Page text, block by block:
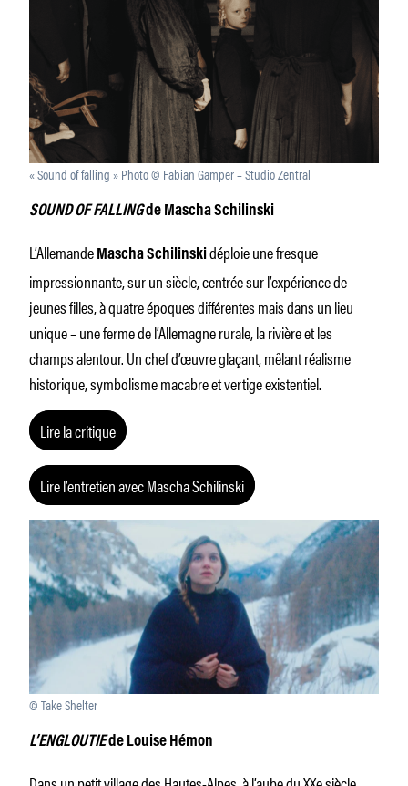
« Sound of falling » Photo © Fabian Gamper – Studio Zentral
SOUND OF FALLINGde Mascha Schilinski
L’Allemande Mascha Schilinskidéploie une fresque
impressionnante, sur un siècle, centrée sur l’expérience de
jeunes filles, à quatre époques différentes mais dans un lieu
unique – une ferme de l’Allemagne rurale, la rivière et les
champs alentour. Un chef d’œuvre glaçant, mêlant réalisme
historique, symbolisme macabre et vertige existentiel.
Lire la critique
Lire l’entretien avec Mascha Schilinski
© Take Shelter
L’ENGLOUTIEde Louise Hémon